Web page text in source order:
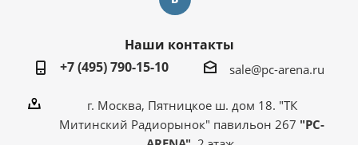
Наши контакты
+7 (495) 790-15-10
sale@pc-arena.ru
г. Москва, Пятницкое ш. дом 18. "ТК
Митинский Радиорынок" павильон 267 "PC-